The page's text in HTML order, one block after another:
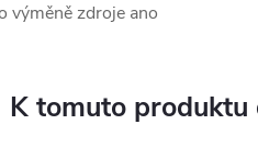
výměně zdroje ano
K tomuto produktu